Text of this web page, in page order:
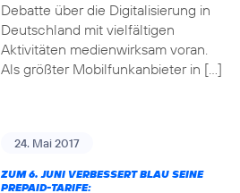
Debatte über die Digitalisierung in
Deutschland mit vielfältigen
Aktivitäten medienwirksam voran.
Als größter Mobilfunkanbieter in […]
24. Mai 2017
ZUM 6. JUNI VERBESSERT BLAU SEINE
PREPAID-TARIFE: